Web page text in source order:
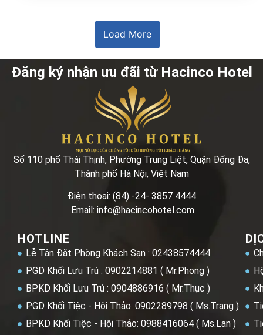
Load More
Đăng ký nhận ưu đãi từ Hacinco Hotel
Số 110 phố Thái Thịnh, Phường Trung Liệt, Quận Đống Đa,
Thành phố Hà Nội, Việt Nam
Điện thoại: (84) -24- 3857 4444
Email: info@hacincohotel.com
HOTLINE
Lễ Tân Đặt Phòng Khách Sạn : 02438574444
PGD Khối Lưu Trú : 0902214881 ( Mr.Phong )
BPKD Khối Lưu Trú : 0904886916 ( Mr.Thục )
PGD Khối Tiệc - Hội Thảo: 0902289798 ( Ms.Trang )
BPKD Khối Tiệc - Hội Thảo: 0988416064 ( Ms.Lan )